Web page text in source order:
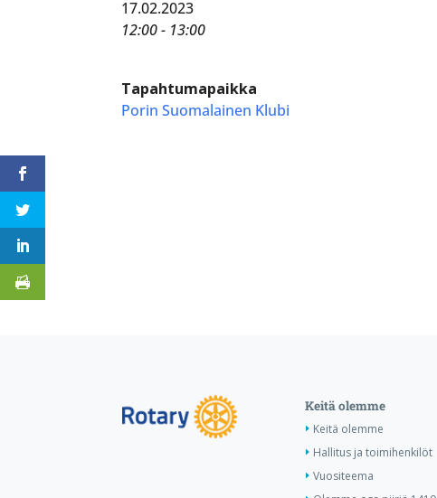
17.02.2023
12:00 - 13:00
Tapahtumapaikka
Porin Suomalainen Klubi
Keitä olemme
Keitä olemme
Hallitus ja toimihenkilöt
Vuositeema